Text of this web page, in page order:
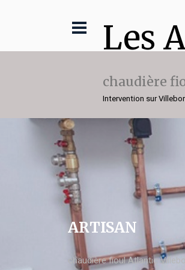
Les
chaudière
Intervention sur
ARTISAN
chaudière fioul Atlantic